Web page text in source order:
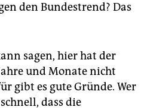
den Bundestrend? Das
sagen, hier hat der
und Monate nicht
gibt es gute Gründe. Wer
dass die